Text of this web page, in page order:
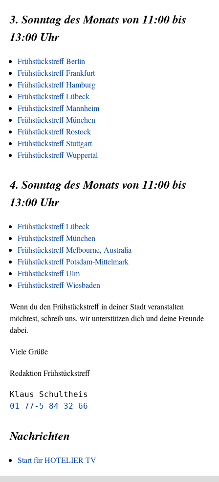
3. Sonntag des Monats von 11:00 bis
13:00 Uhr
Frühstückstreff Berlin
Frühstückstreff Frankfurt
Frühstückstreff Hamburg
Frühstückstreff Lübeck
Frühstückstreff Mannheim
Frühstückstreff München
Frühstückstreff Rostock
Frühstückstreff Stuttgart
Frühstückstreff Wuppertal
4. Sonntag des Monats von 11:00 bis
13:00 Uhr
Frühstückstreff Lübeck
Frühstückstreff München
Frühstückstreff Melbourne, Australia
Frühstückstreff Potsdam-Mittelmark
Frühstückstreff Ulm
Frühstückstreff Wiesbaden
Wenn du den Frühstückstreff in deiner Stadt veranstalten
möchtest, schreib uns, wir unterstützen dich und deine Freunde
dabei.
Viele Grüße
Redaktion Frühstückstreff
Klaus Schultheis
01 77-5 84 32 66
Nachrichten
Start für HOTELIER TV